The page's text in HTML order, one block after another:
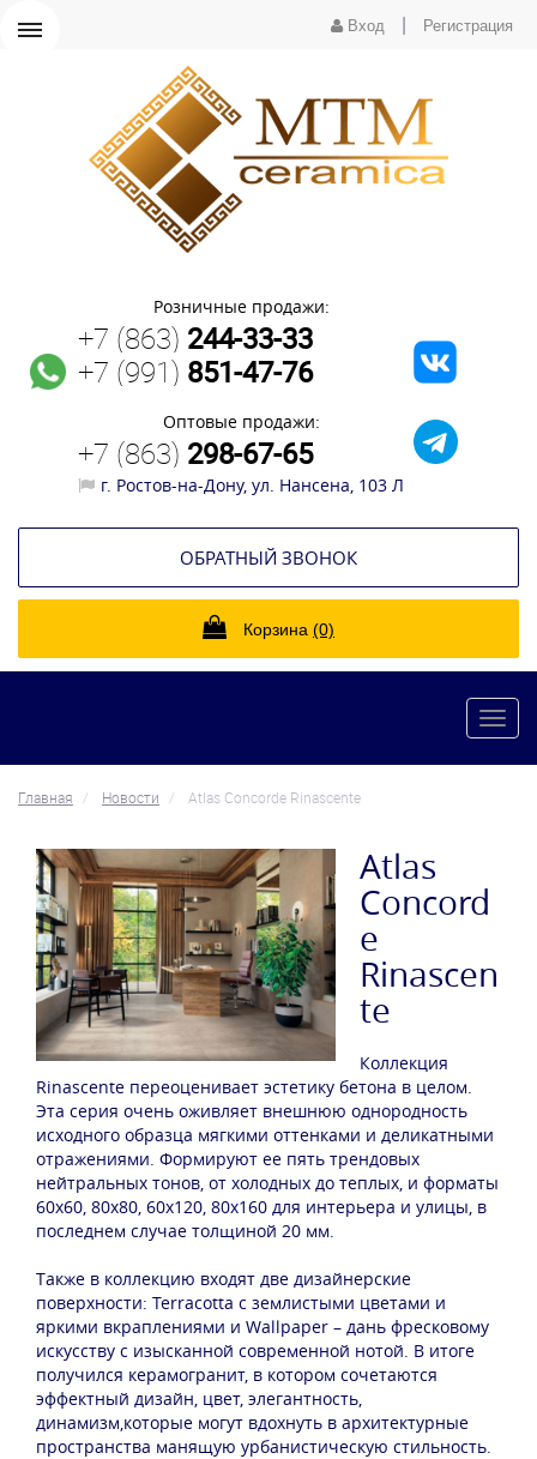
Вход Регистрация
Розничные продажи:
+7 (863) 244-33-33
+7 (991) 851-47-76
Оптовые продажи:
+7 (863) 298-67-65
г. Ростов-на-Дону, ул. Нансена, 103 Л
ОБРАТНЫЙ ЗВОНОК
Корзина (0)
Главная Новости Atlas Concorde Rinascente
Atlas
Concord
e
Rinascen
te
Коллекция
Rinascente переоценивает эстетику бетона в целом.
Эта серия очень оживляет внешнюю однородность
исходного образца мягкими оттенками и деликатными
отражениями. Формируют ее пять трендовых
нейтральных тонов, от холодных до теплых, и форматы
60x60, 80x80, 60x120, 80x160 для интерьера и улицы, в
последнем случае толщиной 20 мм.
Также в коллекцию входят две дизайнерские
поверхности: Terracotta с землистыми цветами и
яркими вкраплениями и Wallpaper – дань фресковому
искусству с изысканной современной нотой. В итоге
получился керамогранит, в котором сочетаются
эффектный дизайн, цвет, элегантность,
динамизм,которые могут вдохнуть в архитектурные
пространства манящую урбанистическую стильность.